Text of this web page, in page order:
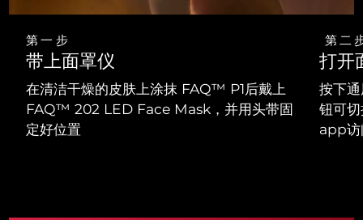
第一步
带上面罩仪
在清洁干燥的皮肤上涂抹 FAQ™ P1后戴上
FAQ™ 202 LED Face Mask，并用头带固
定好位置
第二
打开
按下
钮可
app